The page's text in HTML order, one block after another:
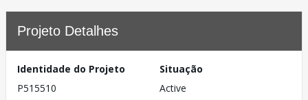
Projeto Detalhes
Identidade do Projeto
P515510
Situação
Active